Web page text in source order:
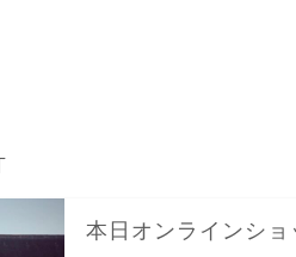
本日オンラインショ